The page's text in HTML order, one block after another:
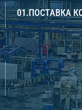
01.ПОСТАВКА